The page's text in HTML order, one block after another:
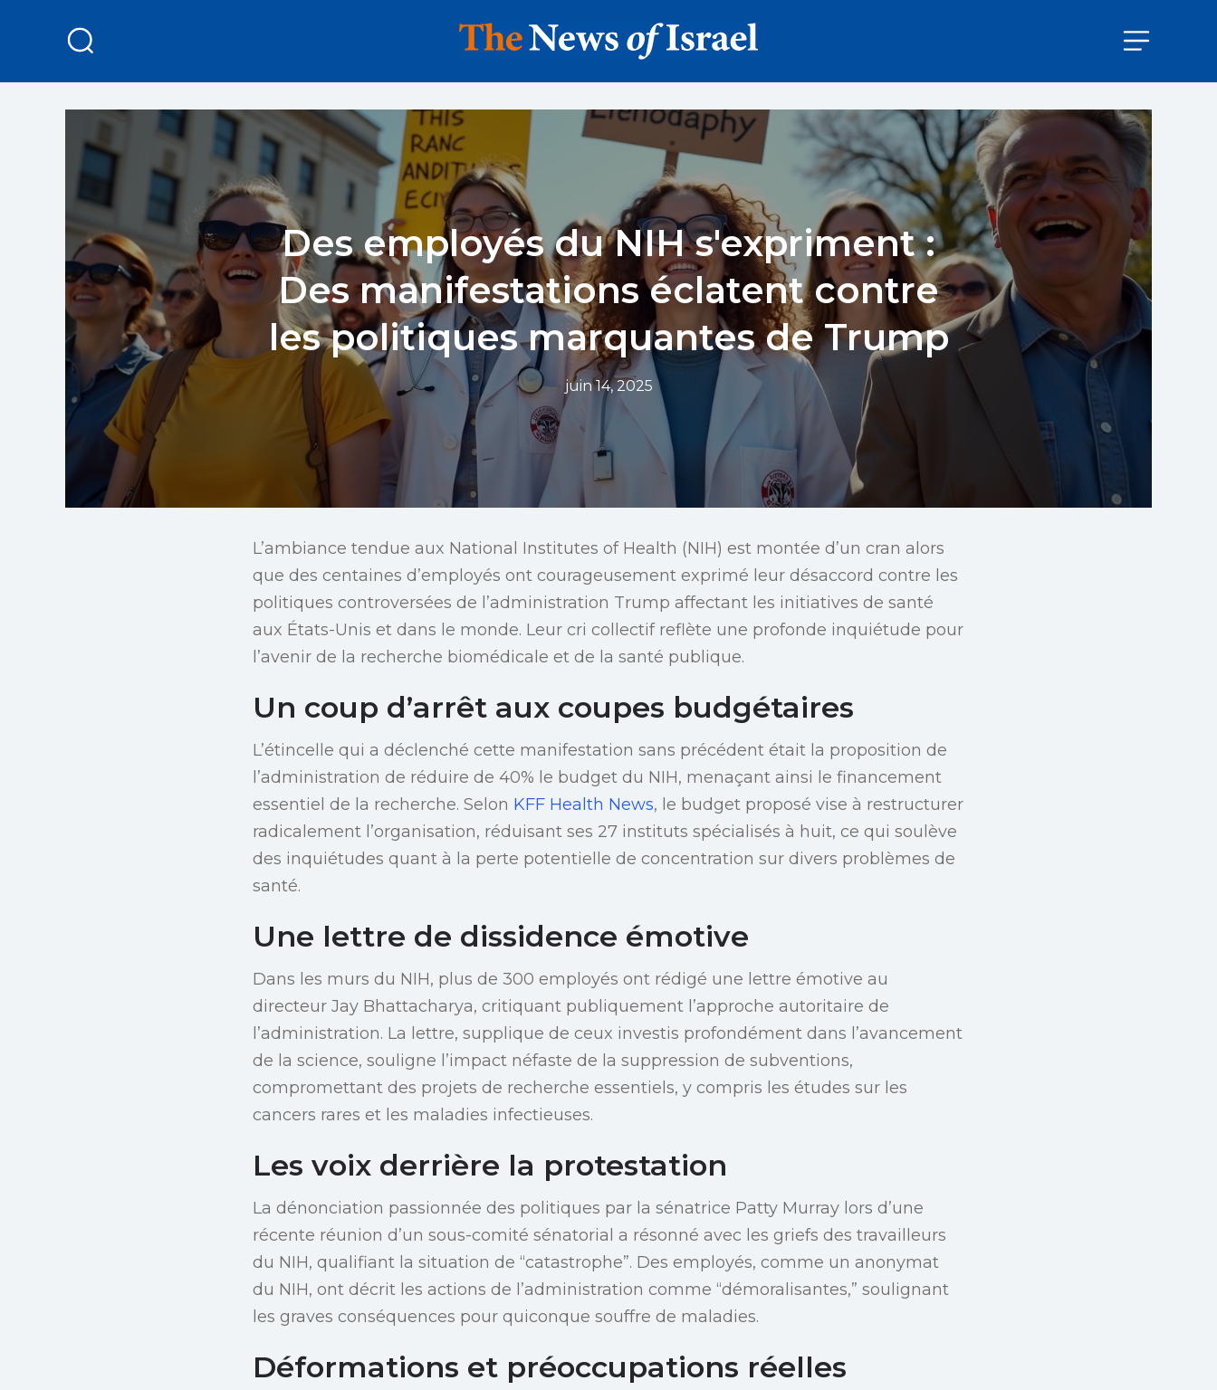
Des employés du NIH s'expriment :
Des manifestations éclatent contre
les politiques marquantes de Trump
juin 14, 2025
L’ambiance tendue aux National Institutes of Health (NIH) est montée d’un cran alors
que des centaines d’employés ont courageusement exprimé leur désaccord contre les
politiques controversées de l’administration Trump affectant les initiatives de santé
aux États-Unis et dans le monde. Leur cri collectif reflète une profonde inquiétude pour
l’avenir de la recherche biomédicale et de la santé publique.
Un coup d’arrêt aux coupes budgétaires
L’étincelle qui a déclenché cette manifestation sans précédent était la proposition de
l’administration de réduire de 40% le budget du NIH, menaçant ainsi le financement
essentiel de la recherche. Selon KFF Health News, le budget proposé vise à restructurer
radicalement l’organisation, réduisant ses 27 instituts spécialisés à huit, ce qui soulève
des inquiétudes quant à la perte potentielle de concentration sur divers problèmes de
santé.
Une lettre de dissidence émotive
Dans les murs du NIH, plus de 300 employés ont rédigé une lettre émotive au
directeur Jay Bhattacharya, critiquant publiquement l’approche autoritaire de
l’administration. La lettre, supplique de ceux investis profondément dans l’avancement
de la science, souligne l’impact néfaste de la suppression de subventions,
compromettant des projets de recherche essentiels, y compris les études sur les
cancers rares et les maladies infectieuses.
Les voix derrière la protestation
La dénonciation passionnée des politiques par la sénatrice Patty Murray lors d’une
récente réunion d’un sous-comité sénatorial a résonné avec les griefs des travailleurs
du NIH, qualifiant la situation de “catastrophe”. Des employés, comme un anonymat
du NIH, ont décrit les actions de l’administration comme “démoralisantes,” soulignant
les graves conséquences pour quiconque souffre de maladies.
Déformations et préoccupations réelles